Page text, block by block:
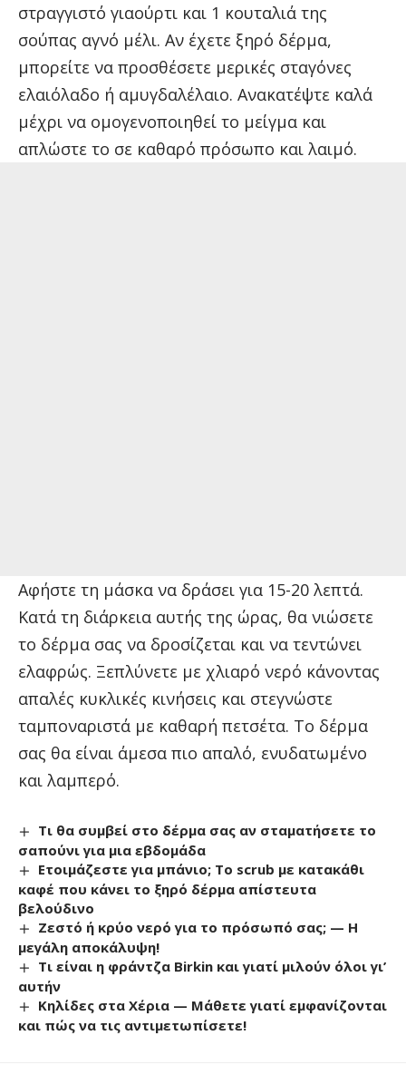
στραγγιστό γιαούρτι και 1 κουταλιά της
σούπας αγνό μέλι. Αν έχετε ξηρό δέρμα,
μπορείτε να προσθέσετε μερικές σταγόνες
ελαιόλαδο ή αμυγδαλέλαιο. Ανακατέψτε καλά
μέχρι να ομογενοποιηθεί το μείγμα και
απλώστε το σε καθαρό πρόσωπο και λαιμό.
Αφήστε τη μάσκα να δράσει για 15-20 λεπτά.
Κατά τη διάρκεια αυτής της ώρας, θα νιώσετε
το δέρμα σας να δροσίζεται και να τεντώνει
ελαφρώς. Ξεπλύνετε με χλιαρό νερό κάνοντας
απαλές κυκλικές κινήσεις και στεγνώστε
ταμποναριστά με καθαρή πετσέτα. Το δέρμα
σας θα είναι άμεσα πιο απαλό, ενυδατωμένο
και λαμπερό.
Τι θα συμβεί στο δέρμα σας αν σταματήσετε το
σαπούνι για μια εβδομάδα
Ετοιμάζεστε για μπάνιο; Το scrub με κατακάθι
καφέ που κάνει το ξηρό δέρμα απίστευτα
βελούδινο
Ζεστό ή κρύο νερό για το πρόσωπό σας; — Η
μεγάλη αποκάλυψη!
Τι είναι η φράντζα Birkin και γιατί μιλούν όλοι γι’
αυτήν
Κηλίδες στα Χέρια — Μάθετε γιατί εμφανίζονται
και πώς να τις αντιμετωπίσετε!